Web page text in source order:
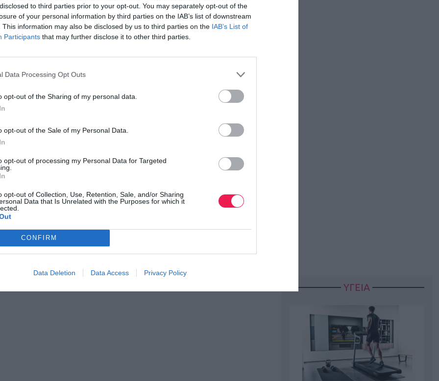
to third parties prior to your opt-out. You may separately opt-out of the
of your personal information by third parties on the IAB’s list of downstream
This information may also be disclosed by us to third parties on the IAB’s List of
Participants that may further disclose it to other third parties.
Data Processing Opt Outs
opt-out of the Sharing of my personal data.
opt-out of the Sale of my Personal Data.
opt-out of processing my Personal Data for Targeted
opt-out of Collection, Use, Retention, Sale, and/or Sharing
Data that Is Unrelated with the Purposes for which it
CONFIRM
Data Deletion Data Access Privacy Policy
Run 2026
ΥΓΕΙΑ